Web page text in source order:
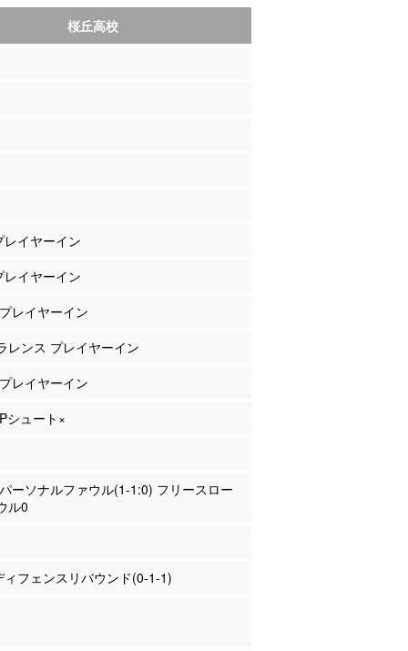
桜丘高校
イヤーイン
イヤーイン
レイヤーイン
レンス プレイヤーイン
レイヤーイン
シュート×
ーソナルファウル(1-1:0) フリースロー
ル0
ィフェンスリバウンド(0-1-1)